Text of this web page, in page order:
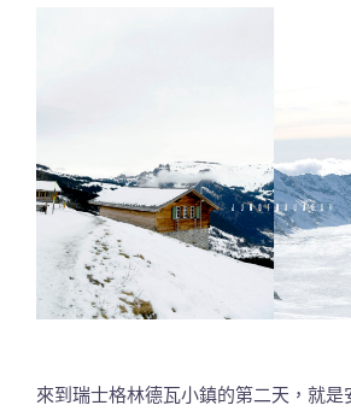
來到瑞士格林德瓦小鎮的第二天，就是